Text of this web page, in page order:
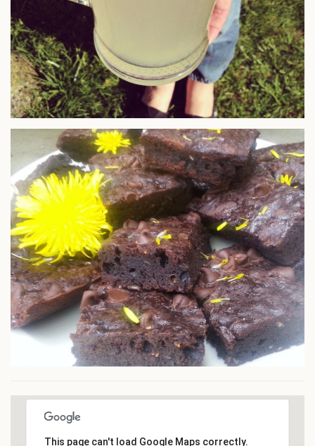
This page can't load Google Maps correctly.